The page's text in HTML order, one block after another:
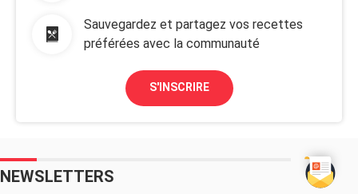
Sauvegardez et partagez vos recettes
préférées avec la communauté
S'INSCRIRE
NEWSLETTERS